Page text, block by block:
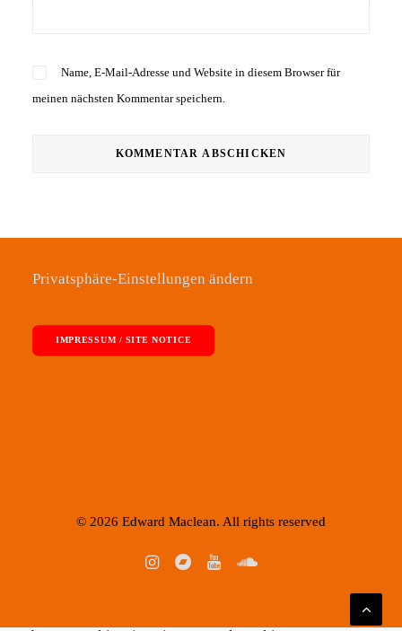
Name, E-Mail-Adresse und Website in diesem Browser für
meinen nächsten Kommentar speichern.
Privatsphäre-Einstellungen ändern
IMPRESSUM / SITE NOTICE
© 2026 Edward Maclean. All rights reserved